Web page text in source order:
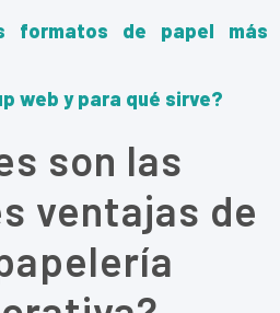
formatos de papel más
web y para qué sirve?
son las
ventajas de